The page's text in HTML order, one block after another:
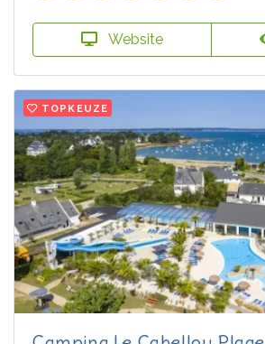
Website
TOPKEUZE